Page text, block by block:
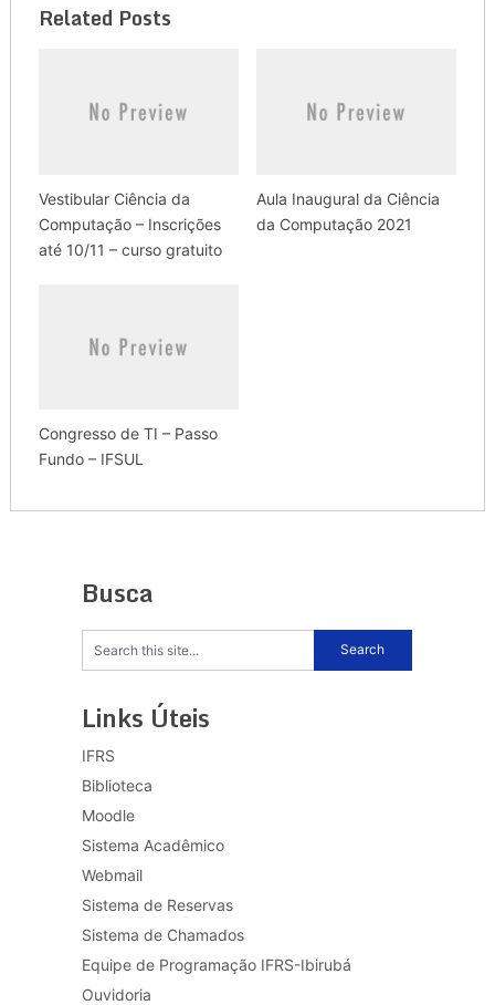
Related Posts
Vestibular Ciência da
Computação – Inscrições
até 10/11 – curso gratuito
Aula Inaugural da Ciência
da Computação 2021
Congresso de TI – Passo
Fundo – IFSUL
Busca
Links Úteis
IFRS
Biblioteca
Moodle
Sistema Acadêmico
Webmail
Sistema de Reservas
Sistema de Chamados
Equipe de Programação IFRS-Ibirubá
Ouvidoria